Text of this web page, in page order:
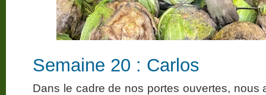
Semaine 20 : Carlos
Dans le cadre de nos portes ouvertes, nous